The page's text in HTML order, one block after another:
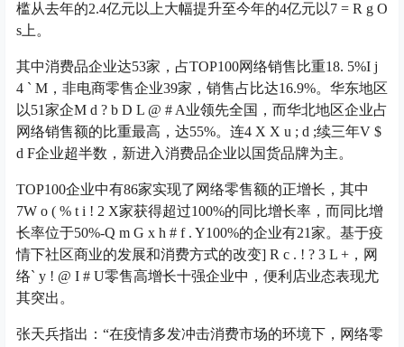
槛从去年的2.4亿元以上大幅提升至今年的4亿元以7 = R g O
s 上。
其中消费品企业达53家，占TOP100网络销售比重18. 5%I j
4 ` M ，非电商零售企业39家，销售占比达16.9%。华东地区
以51家企M d ? b D L @ # A业领先全国，而华北地区企业占
网络销售额的比重最高，达55%。连4 X X u ; d ;续三年V $
d F企业超半数，新进入消费品企业以国货品牌为主。
TOP100企业中有86家实现了网络零售额的正增长，其中
7W o ( % t i ! 2 X家获得超过100%的同比增长率，而同比增
长率位于50%-Q m G x h # f . Y100%的企业有21家。基于疫
情下社区商业的发展和消费方式的改变] R c . ! ? 3 L + ，网
络` y ! @ I # U零售高增长十强企业中，便利店业态表现尤
其突出。
张天兵指出：“在疫情多发冲击消费市场的环境下，网络零